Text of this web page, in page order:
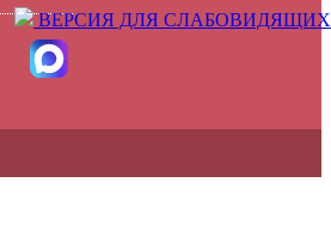
ВЕРСИЯ ДЛЯ СЛАБОВИДЯЩИХ